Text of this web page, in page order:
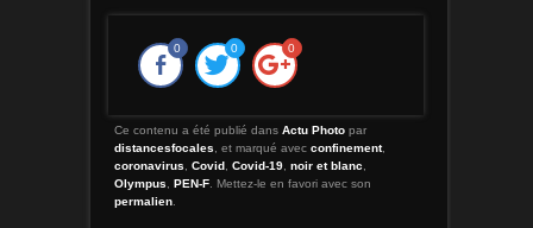
0 0 0
Ce contenu a été publié dans Actu Photopar
distancesfocales , et marqué avec confinement,
coronavirus
Covid, Covid-19, noir et blanc
Olympus
PEN-F. Mettez-le en favori avec son
permalien.